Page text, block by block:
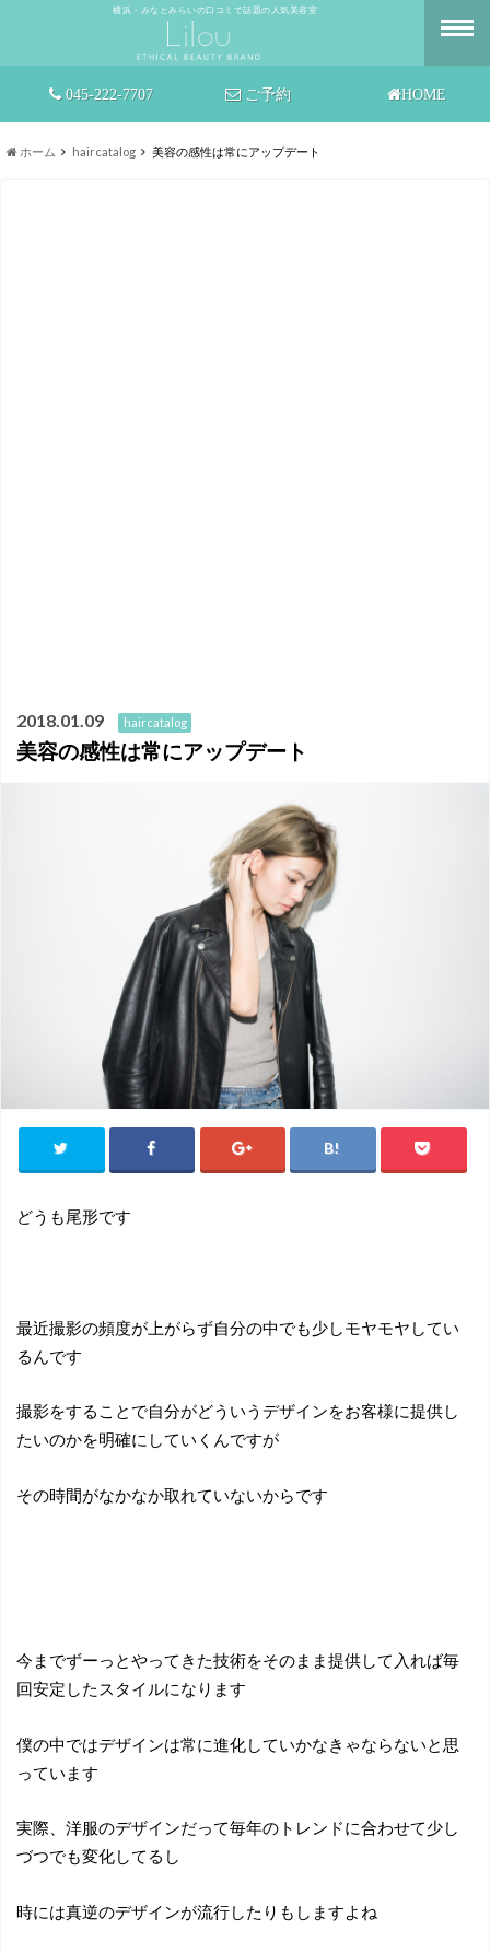
横浜・みなとみらいの口コミで話題の人気美容室
HOME
ご予約
045-222-7707
ホーム haircatalog 美容の感性は常にアップデート
2018.01.09 haircatalog
美容の感性は常にアップデート
どうも尾形です
最近撮影の頻度が上がらず自分の中でも少しモヤモヤしてい
るんです
撮影をすることで自分がどういうデザインをお客様に提供し
たいのかを明確にしていくんですが
その時間がなかなか取れていないからです
今までずーっとやってきた技術をそのまま提供して入れば毎
回安定したスタイルになります
僕の中ではデザインは常に進化していかなきゃならないと思
っています
実際、洋服のデザインだって毎年のトレンドに合わせて少し
づつでも変化してるし
時には真逆のデザインが流行したりもしますよね